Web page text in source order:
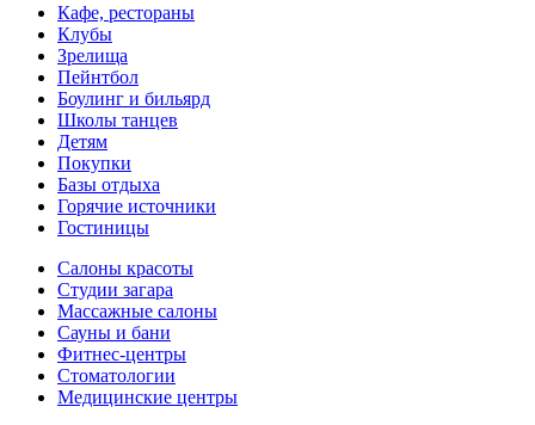
Кафе, рестораны
Клубы
Зрелища
Пейнтбол
Боулинг и бильярд
Школы танцев
Детям
Покупки
Базы отдыха
Горячие источники
Гостиницы
Салоны красоты
Студии загара
Массажные салоны
Сауны и бани
Фитнес-центры
Стоматологии
Медицинские центры